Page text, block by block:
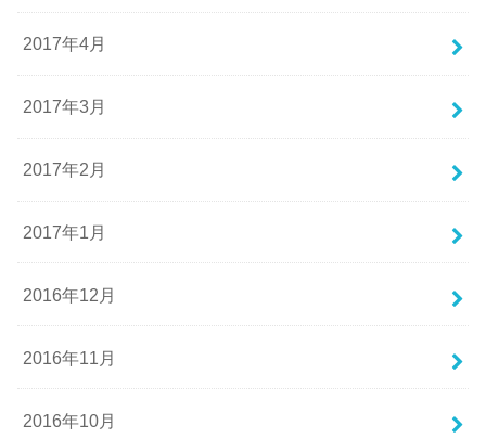
2017年4月
2017年3月
2017年2月
2017年1月
2016年12月
2016年11月
2016年10月